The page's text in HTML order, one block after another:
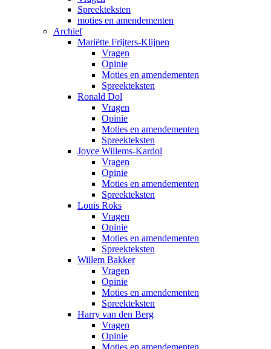
Spreekteksten
moties en amendementen
Archief
Mariëtte Frijters-Klijnen
Vragen
Opinie
Moties en amendementen
Spreekteksten
Ronald Dol
Vragen
Opinie
Moties en amendementen
Spreekteksten
Joyce Willems-Kardol
Vragen
Opinie
Moties en amendementen
Spreekteksten
Louis Roks
Vragen
Opinie
Moties en amendementen
Spreekteksten
Willem Bakker
Vragen
Opinie
Moties en amendementen
Spreekteksten
Harry van den Berg
Vragen
Opinie
Moties en amendementen